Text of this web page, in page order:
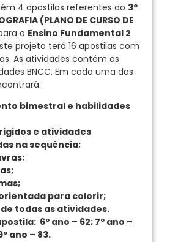
4 apostilas referentes ao 3º
(PLANO DE CURSO DE
o Ensino Fundamental 2
projeto terá 16 apostilas com
As atividades contém os
BNCC. Em cada uma das
bimestral e habilidades
e atividades
na sequência;
para colorir;
todas as atividades.
6º ano – 62; 7º ano –
ano – 83.